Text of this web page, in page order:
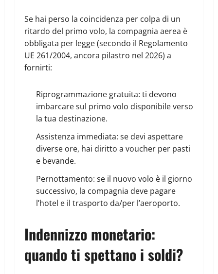
Se hai perso la coincidenza per colpa di un
ritardo del primo volo, la compagnia aerea è
obbligata per legge (secondo il Regolamento
UE 261/2004, ancora pilastro nel 2026) a
fornirti:
Riprogrammazione gratuita: ti devono
imbarcare sul primo volo disponibile verso
la tua destinazione.
Assistenza immediata: se devi aspettare
diverse ore, hai diritto a voucher per pasti
e bevande.
Pernottamento: se il nuovo volo è il giorno
successivo, la compagnia deve pagare
l’hotel e il trasporto da/per l’aeroporto.
Indennizzo monetario:
quando ti spettano i soldi?